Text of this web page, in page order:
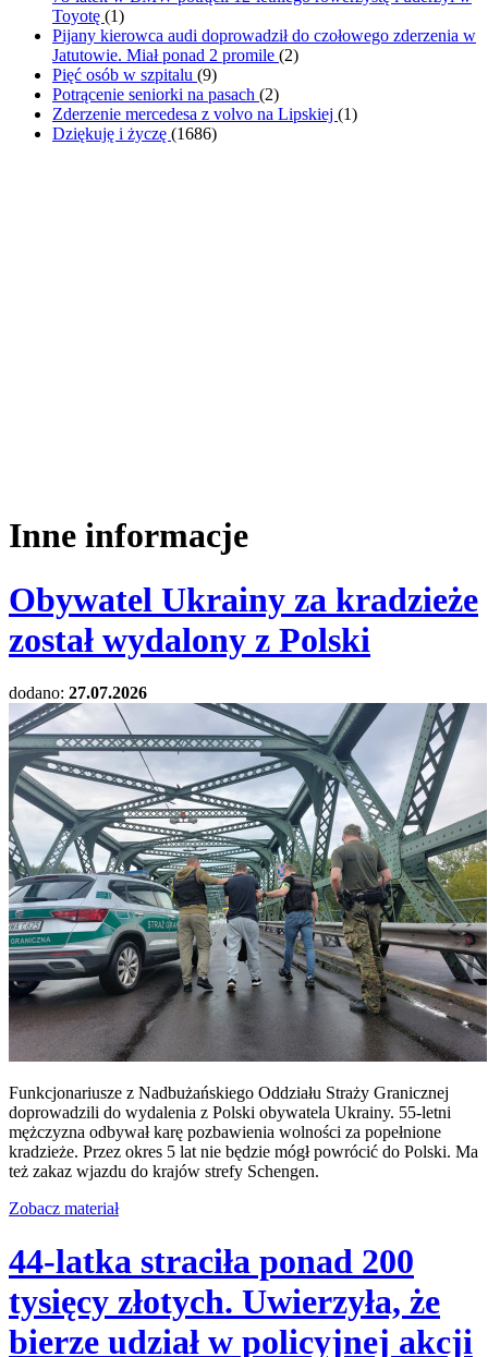
Toyotę (1)
Pijany kierowca audi doprowadził do czołowego zderzenia w
Jatutowie. Miał ponad 2 promile (2)
Pięć osób w szpitalu (9)
Potrącenie seniorki na pasach (2)
Zderzenie mercedesa z volvo na Lipskiej (1)
Dziękuję i życzę (1686)
Inne informacje
Obywatel Ukrainy za kradzieże
został wydalony z Polski
dodano: 27.07.2026
Funkcjonariusze z Nadbużańskiego Oddziału Straży Granicznej
doprowadzili do wydalenia z Polski obywatela Ukrainy. 55-letni
mężczyzna odbywał karę pozbawienia wolności za popełnione
kradzieże. Przez okres 5 lat nie będzie mógł powrócić do Polski. Ma
też zakaz wjazdu do krajów strefy Schengen.
Zobacz materiał
44-latka straciła ponad 200
tysięcy złotych. Uwierzyła, że
bierze udział w policyjnej akcji